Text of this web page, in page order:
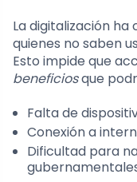
La digitalización
quienes no saben
Esto impide que
beneficiosque
Falta de
Conexión a
Dificultad para